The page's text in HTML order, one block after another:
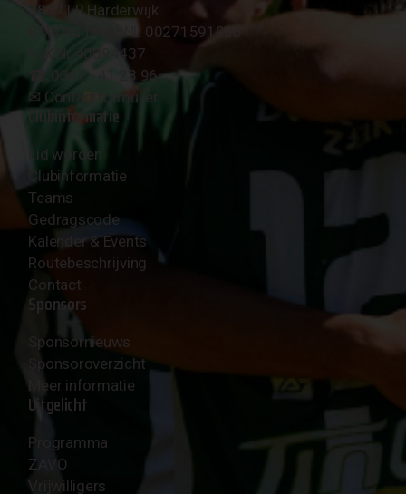
3847 LR Harderwijk
BTW Nummer NL 002715910B01
KvK Nr 40094437
☎︎ 0341 - 41 28 96
✉︎ Contactformulier
Clubinformatie
Lid worden
Clubinformatie
Teams
Gedragscode
Kalender & Events
Routebeschrijving
Contact
Sponsors
Sponsornieuws
Sponsoroverzicht
Meer informatie
Uitgelicht
Programma
ZAVO
Vrijwilligers